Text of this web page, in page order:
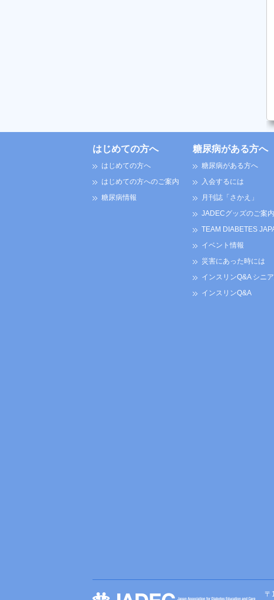
はじめての方へ
はじめての方へ
はじめての方へのご案内
糖尿病情報
糖尿病がある方へ
糖尿病がある方へ
入会するには
月刊誌「さかえ」
JADECグッズのご案内
TEAM DIABETES
イベント情報
災害にあった時には
インスリンQ&A シニ
インスリンQ&A
〒